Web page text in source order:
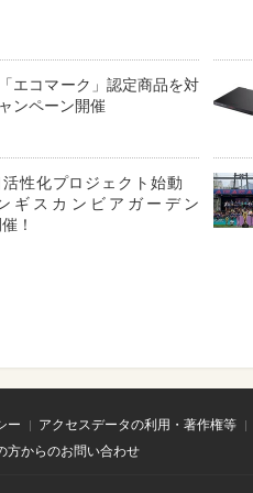
エコマーク」認定商品を対
ンペーン開催
活性化プロジェクト始動
ギスカンビアガーデン
！
ー アクセスデータの利用・著作権等
方からのお問い合わせ